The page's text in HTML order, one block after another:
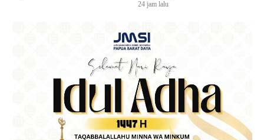
24 jam lalu